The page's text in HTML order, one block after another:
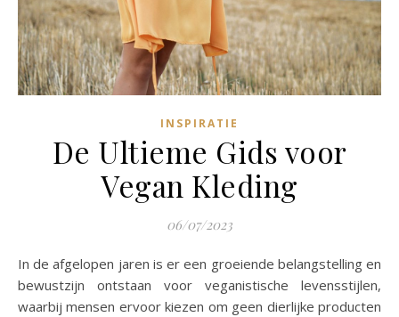
INSPIRATIE
De Ultieme Gids voor
Vegan Kleding
06/07/2023
In de afgelopen jaren is er een groeiende belangstelling en
bewustzijn ontstaan voor veganistische levensstijlen,
waarbij mensen ervoor kiezen om geen dierlijke producten